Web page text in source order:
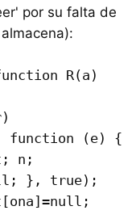
por su falta de
R(a)
function (e) {
n;
}, true);